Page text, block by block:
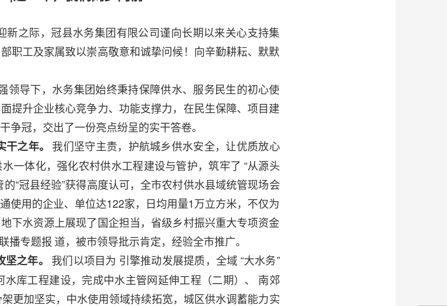
新之际，冠县水务集团有限公司谨向长期以来关心支持集
职工及家属致以崇高敬意和诚挚问候！向辛勤耕耘、默默
领导下，水务集团始终秉持保障供水、服务民生的初心使
提升企业核心竞争力、功能支撑力，在民生保障、项目建
争冠，交出了一份亮点纷呈的实干答卷。
之年。
我们坚守主责，护航城乡供水安全，让优质放心
一体化，强化农村供水工程建设与管护，筑牢了 “从源头
“冠县经验”获得高度认可，全市农村供水县域统管现场会
使用的企业、单位达122家，日均用量1万立方米，不仅为
下水资源上展现了国企担当，省级乡村振兴重大专项资金
播专题报 道，被市领导批示肯定，经验全市推广。
之年。
我们以项目为 引擎推动发展提质，全域 “大水务”
水库工程建设，完成中水主管网延伸工程（二期）、
南郊
更加坚实，中水使用领域持续拓宽，城区供水调蓄能力实